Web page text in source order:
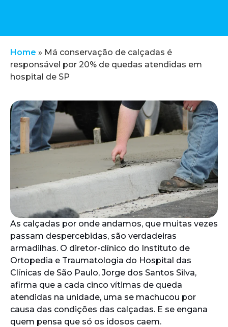
Home » Má conservação de calçadas é
responsável por 20% de quedas atendidas em
hospital de SP
As calçadas por onde andamos, que muitas vezes
passam despercebidas, são verdadeiras
armadilhas. O diretor-clínico do Instituto de
Ortopedia e Traumatologia do Hospital das
Clínicas de São Paulo, Jorge dos Santos Silva,
afirma que a cada cinco vítimas de queda
atendidas na unidade, uma se machucou por
causa das condições das calçadas. E se engana
quem pensa que só os idosos caem.